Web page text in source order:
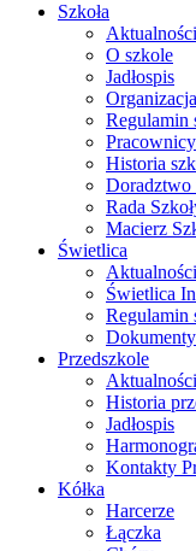
Szkoła
O szkole
Jadłospis
Regulamin
Historia
Rada
Macierz
Świetlica
Świetlica
Regulamin
Przedszkole
Historia
Jadłospis
Kontakty
Kółka
Harcerze
Łączka